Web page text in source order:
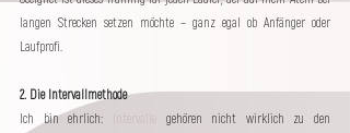
langen Strecken setzen möchte – ganz egal ob Anfänger oder
Laufprofi.
2. Die Intervallmethode
Ich bin ehrlich:
gehören nicht wirklich zu den